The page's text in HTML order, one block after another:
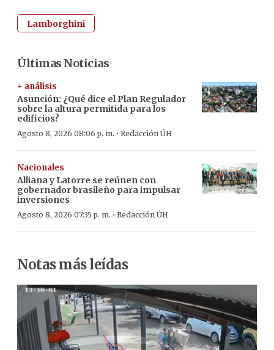
Lamborghini
Últimas Noticias
+ análisis
Asunción: ¿Qué dice el Plan Regulador
sobre la altura permitida para los
edificios?
Agosto 8, 2026 08:06 p. m. · Redacción ÚH
Nacionales
Alliana y Latorre se reúnen con
gobernador brasileño para impulsar
inversiones
Agosto 8, 2026 07:35 p. m. · Redacción ÚH
Notas más leídas